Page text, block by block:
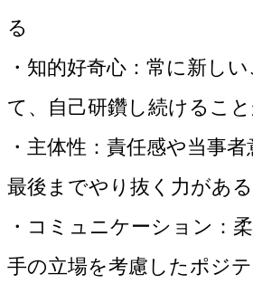
る
・知的好奇心：常に新し
て、自己研鑽し続けるこ
・主体性：責任感や当事者
最後までやり抜く力がある
・コミュニケーション：
手の立場を考慮したポジ